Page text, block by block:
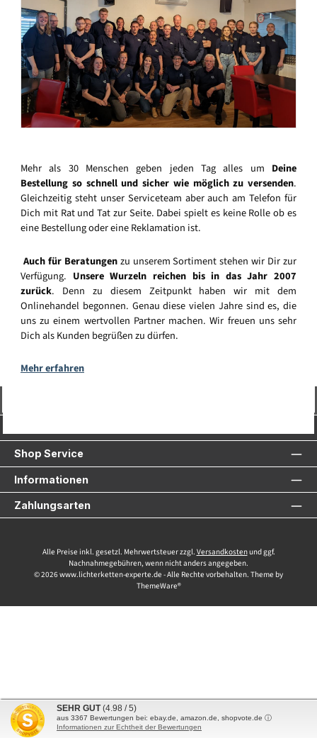
Mehr als 30 Menschen geben jeden Tag alles um Deine
Bestellung so schnell und sicher wie möglich zu versenden.
Gleichzeitig steht unser Serviceteam aber auch am Telefon für
Dich mit Rat und Tat zur Seite. Dabei spielt es keine Rolle ob es
eine Bestellung oder eine Reklamation ist.
Auch für Beratungenzu unserem Sortiment stehen wir Dir zur
Verfügung. Unsere Wurzeln reichen bis in das Jahr 2007
zurück. Denn zu diesem Zeitpunkt haben wir mit dem
Onlinehandel begonnen. Genau diese vielen Jahre sind es, die
uns zu einem wertvollen Partner machen. Wir freuen uns sehr
Dich als Kunden begrüßen zu dürfen.
Mehr erfahren
Shop Service
Informationen
Zahlungsarten
Alle Preise inkl. gesetzl. Mehrwertsteuer zzgl. Versandkostenund ggf.
Nachnahmegebühren, wenn nicht anders angegeben.
© 2026 www.lichterketten-experte.de - Alle Rechte vorbehalten. Theme by
ThemeWare®
SEHR GUT (4.98 / 5)
aus 3367 Bewertungen bei: ebay.de, amazon.de, shopvote.de ⓘ
Informationen zur Echtheit der Bewertungen